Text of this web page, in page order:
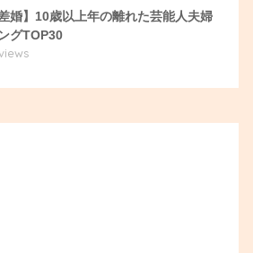
差婚】10歳以上年の離れた芸能人夫婦
グTOP30